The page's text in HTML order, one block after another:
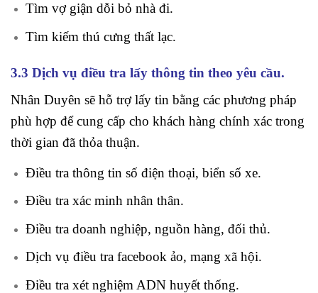
Tìm vợ giận dỗi bỏ nhà đi.
Tìm kiếm thú cưng thất lạc.
3.3 Dịch vụ điều tra lấy thông tin theo yêu cầu.
Nhân Duyên sẽ hỗ trợ lấy tin bằng các phương pháp
phù hợp để cung cấp cho khách hàng chính xác trong
thời gian đã thỏa thuận.
Điều tra thông tin số điện thoại, biển số xe.
Điều tra xác minh nhân thân.
Điều tra doanh nghiệp, nguồn hàng, đối thủ.
Dịch vụ điều tra facebook ảo, mạng xã hội.
Điều tra xét nghiệm ADN huyết thống.